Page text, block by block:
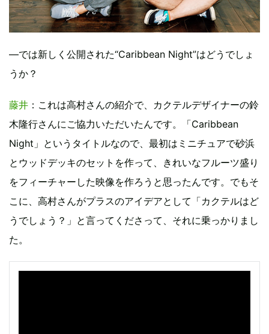
―では新しく公開された“Caribbean Night”はどうでしょ
うか？
藤井 ：これは高村さんの紹介で、カクテルデザイナーの鈴
木隆行さんにご協力いただいたんです。「Caribbean
Night」というタイトルなので、最初はミニチュアで砂浜
とウッドデッキのセットを作って、きれいなフルーツ盛り
をフィーチャーした映像を作ろうと思ったんです。でもそ
こに、高村さんがプラスのアイデアとして「カクテルはど
うでしょう？」と言ってくださって、それに乗っかりまし
た。